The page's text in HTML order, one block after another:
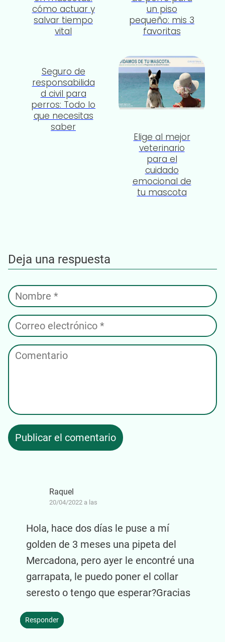
cómo actuar y
salvar tiempo
vital
un piso
pequeño: mis 3
favoritas
Seguro de
responsabilida
d civil para
perros: Todo lo
que necesitas
saber
Elige al mejor
veterinario
para el
cuidado
emocional de
tu mascota
Raquel
20/04/2022 a las
Hola, hace dos días le puse a mí
golden de 3 meses una pipeta del
Mercadona, pero ayer le encontré una
garrapata, le puedo poner el collar
seresto o tengo que esperar?Gracias
Responder
Deja una respuesta